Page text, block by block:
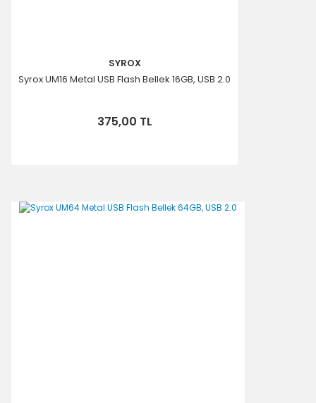
SYROX
Syrox UM16 Metal USB Flash Bellek 16GB, USB 2.0
375,00 TL